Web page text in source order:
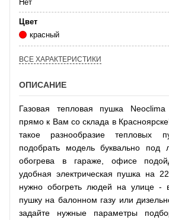
Нет
Цвет
красный
ВСЕ ХАРАКТЕРИСТИКИ
ОПИСАНИЕ
Газовая тепловая пушка
прямо к Вам со склада в
такое разнообразие тепловых
подобрать модель буквально под
обогрева в гараже, офисе
удобная электрическая пушка на
нужно обогреть людей на улице -
пушку на балонном газу или
задайте нужные параметры